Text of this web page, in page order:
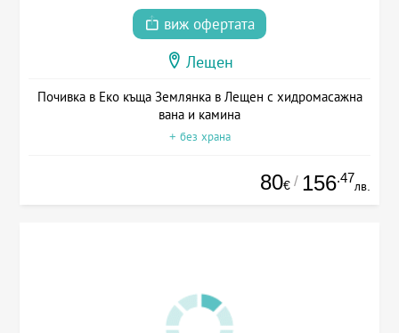
виж офертата
Лещен
Почивка в Еко къща Землянка в Лещен с хидромасажна
вана и камина
+ без храна
80€ / 156.47
лв.